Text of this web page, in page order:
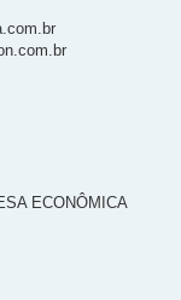
ECONÔMICA